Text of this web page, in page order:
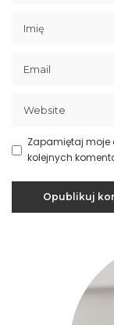
Zapamiętaj moje
kolejnych